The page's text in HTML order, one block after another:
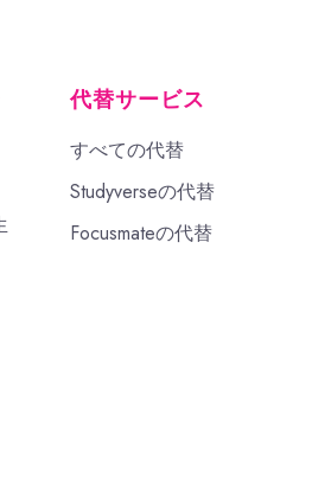
代替サービス
すべての代替
Studyverseの代替
Focusmateの代替